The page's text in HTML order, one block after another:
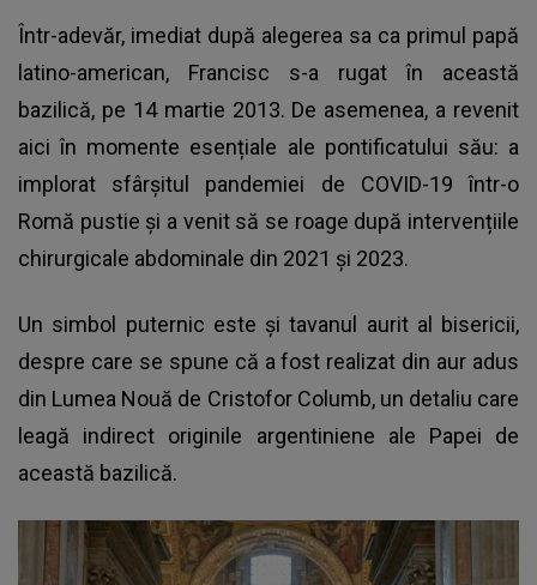
Într-adevăr, imediat după alegerea sa ca primul papă
latino-american, Francisc s-a rugat în această
bazilică, pe 14 martie 2013. De asemenea, a revenit
aici în momente esențiale ale pontificatului său: a
implorat sfârșitul pandemiei de COVID-19 într-o
Romă pustie și a venit să se roage după intervențiile
chirurgicale abdominale din 2021 și 2023.
Un simbol puternic este și tavanul aurit al bisericii,
despre care se spune că a fost realizat din aur adus
din Lumea Nouă de Cristofor Columb, un detaliu care
leagă indirect originile argentiniene ale Papei de
această bazilică.